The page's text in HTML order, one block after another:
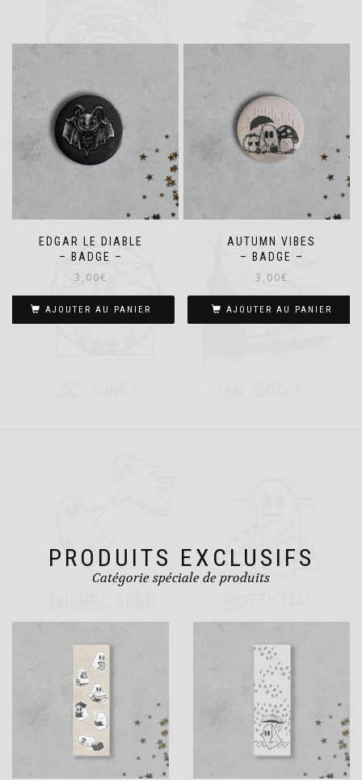
EDGAR LE DIABLE
– BADGE –
3,00€
AJOUTER AU PANIER
AUTUMN VIBES
– BADGE –
3,00€
AJOUTER AU PANIER
PRODUITS EXCLUSIFS
Catégorie spéciale de produits